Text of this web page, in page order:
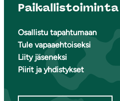
Paikallistoiminta
Osallistu tapahtumaan
Tule vapaaehtoiseksi
Liity jäseneksi
Piirit ja yhdistykset